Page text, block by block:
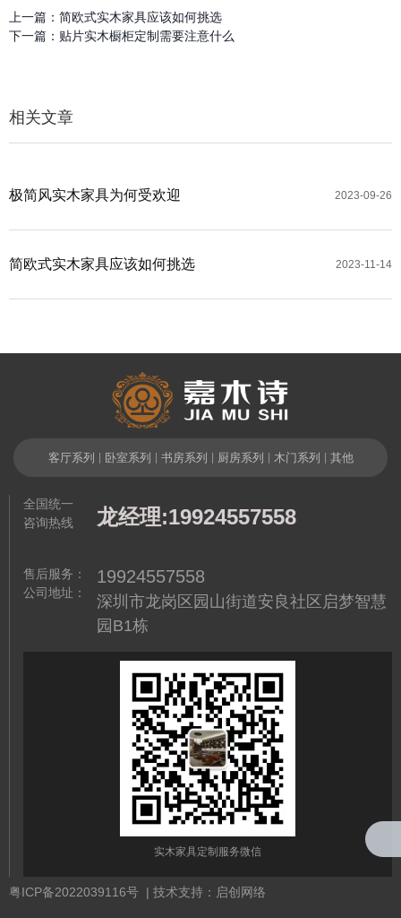
上一篇： 简欧式实木家具应该如何挑选
下一篇： 贴片实木橱柜定制需要注意什么
相关文章
2023-09-26
极简风实木家具为何受欢迎
2023-11-14
简欧式实木家具应该如何挑选
客厅系列 | 卧室系列 | 书房系列 | 厨房系列 | 木门系列 | 其他
全国统一
咨询热线
售后服务：
公司地址：
龙经理:19924557558
19924557558
深圳市龙岗区园山街道安良社区启梦智慧
园B1栋
实木家具定制服务微信
粤ICP备2022039116号 | 技术支持：启创网络